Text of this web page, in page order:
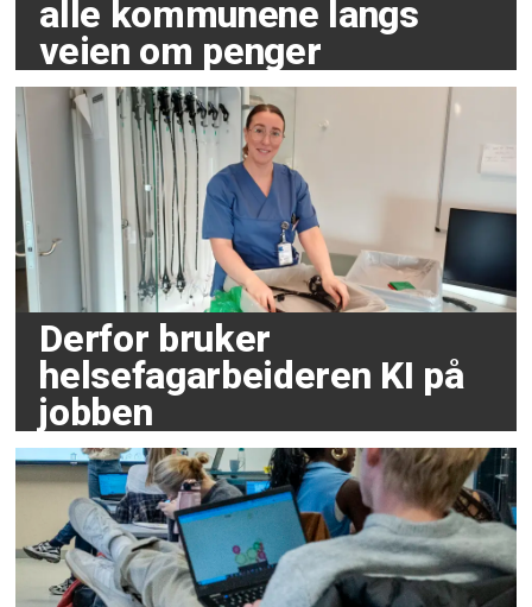
alle kommunene langs
veien om penger
Derfor bruker
helsefagarbeideren KI på
jobben